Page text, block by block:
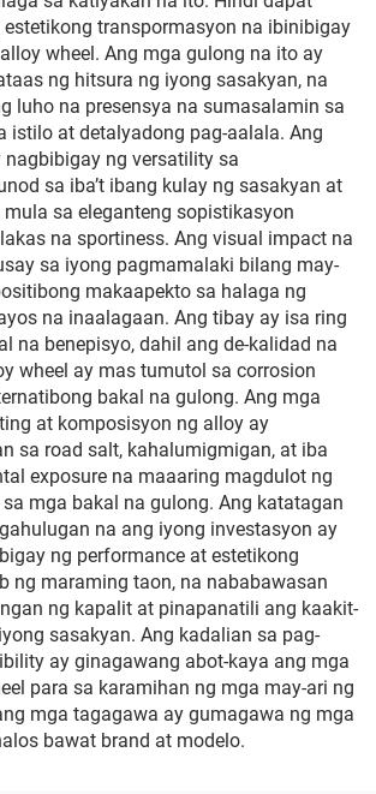
transpormasyon na ibinibigay
wheel. Ang mga gulong na ito ay
ng hitsura ng iyong sasakyan, na
luho na presensya na sumasalamin sa
istilo at detalyadong pag-aalala. Ang
ng versatility sa
sa iba’t ibang kulay ng sasakyan at
sa eleganteng sopistikasyon
na sportiness. Ang visual impact na
sa iyong pagmamalaki bilang may-
makaapekto sa halaga ng
na inaalagaan. Ang tibay ay isa ring
na benepisyo, dahil ang de-kalidad na
wheel ay mas tumutol sa corrosion
bakal na gulong. Ang mga
at komposisyon ng alloy ay
sa road salt, kahalumigmigan, at iba
exposure na maaaring magdulot ng
mga bakal na gulong. Ang katatagan
na ang iyong investasyon ay
ng performance at estetikong
ng maraming taon, na nababawasan
ng kapalit at pinapanatili ang kaakit-
sasakyan. Ang kadalian sa pag-
ay ginagawang abot-kaya ang mga
para sa karamihan ng mga may-ari ng
mga tagagawa ay gumagawa ng mga
bawat brand at modelo.